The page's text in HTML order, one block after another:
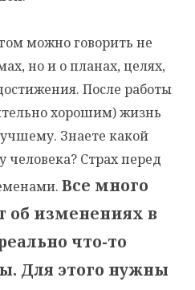
можно говорить не
но и о планах, целях,
После работы
хорошим) жизнь
Знаете какой
Страх перед
Все много
об изменениях в
что-то
Для этого нужны